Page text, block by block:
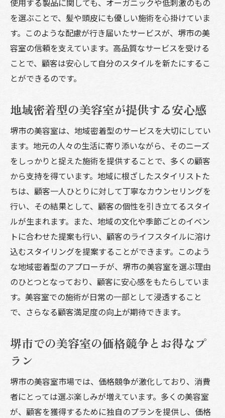
使用する製品に関しても、オーガニックや低刺激のもの
を選ぶことで、髪や頭皮にも優しい施術を心掛けていま
す。このような配慮が行き届いたサービスが、堺市の美
容室の信頼を支えています。高品質なサービスを受ける
ことで、顧客は安心して自分のスタイルを新たにするこ
とができるのです。
地域密着型の美容室が提供する安心感
堺市の美容室は、地域密着型のサービスを大切にしてい
ます。地元の人々の生活に寄り添いながら、そのニーズ
をしっかりと捉えた施術を提供することで、多くの顧客
から支持を得ています。地域に根ざしたスタイリストた
ちは、顧客一人ひとりに対して丁寧なカウンセリングを
行い、その結果として、顧客の個性を引き立てるスタイ
ルが生まれます。また、地域の文化や季節ごとのイベン
トに合わせた提案も行い、顧客のライフスタイルに溶け
込むスタイリングを提案することができます。このよう
な地域密着型のアプローチが、堺市の美容室を選ぶ理由
のひとつとなっており、顧客に安心感をもたらしていま
す。美容室での施術が日常の一部として浸透すること
で、さらなる顧客満足度の向上が期待できます。
堺市での美容室の価格競争とお得なプ
ラン
堺市の美容室市場では、価格競争が激化しており、消費
者にとっては選ぶ楽しみが増えています。多くの美容室
が、顧客を獲得するために独自のプランを提供し、価格